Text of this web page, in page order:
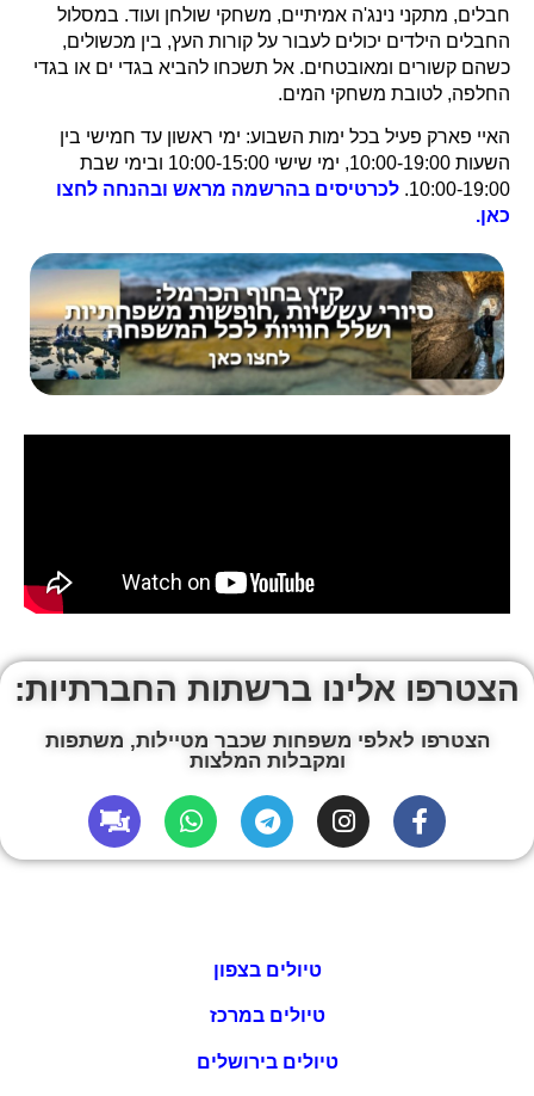
חבלים, מתקני נינג'ה אמיתיים, משחקי שולחן ועוד. במסלול
החבלים הילדים יכולים לעבור על קורות העץ, בין מכשולים,
כשהם קשורים ומאובטחים. אל תשכחו להביא בגדי ים או בגדי
החלפה, לטובת משחקי המים.
האיי פארק פעיל בכל ימות השבוע: ימי ראשון עד חמישי בין
השעות 10:00-19:00, ימי שישי 10:00-15:00 ובימי שבת
10:00-19:00. לכרטיסים בהרשמה מראש ובהנחה לחצו
כאן.
הצטרפו אלינו ברשתות החברתיות:
הצטרפו לאלפי משפחות שכבר מטיילות, משתפות
ומקבלות המלצות
טיולים בצפון
טיולים במרכז
טיולים בירושלים